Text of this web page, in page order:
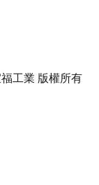
工業 版權所有